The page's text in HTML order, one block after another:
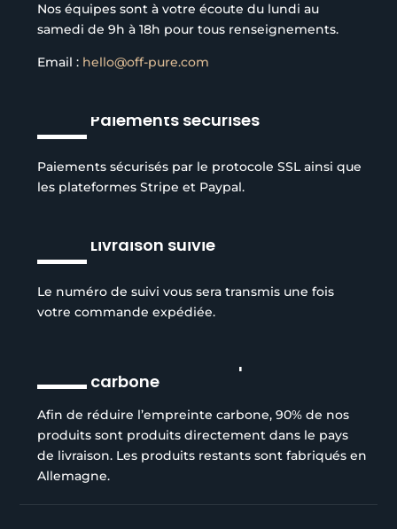
Nos équipes sont à votre écoute du lundi au
samedi de 9h à 18h pour tous renseignements.
Email : hello@off-pure.com
Paiements sécurisés
Paiements sécurisés par le protocole SSL ainsi que
les plateformes Stripe et Paypal.
Livraison suivie
Le numéro de suivi vous sera transmis une fois
votre commande expédiée.
Réduction de l’empreinte
carbone
Afin de réduire l’empreinte carbone, 90% de nos
produits sont produits directement dans le pays
de livraison. Les produits restants sont fabriqués en
Allemagne.